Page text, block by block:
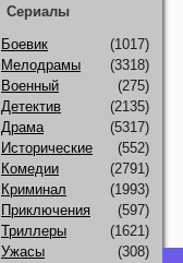
Сериалы
Боевик
(1017)
Мелодрамы
(3318)
Военный
(275)
Детектив
(2135)
Драма
(5317)
Исторические
(552)
Комедии
(2791)
Криминал
(1993)
Приключения
(597)
Триллеры
(1621)
Ужасы
(308)